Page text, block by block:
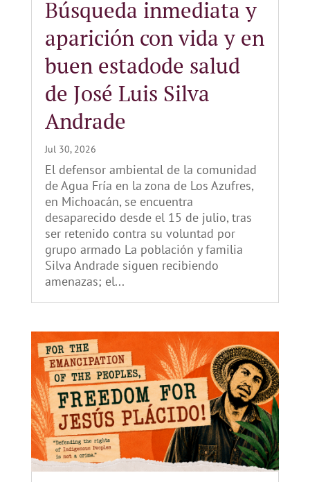
Búsqueda inmediata y
aparición con vida y en
buen estadode salud
de José Luis Silva
Andrade
Jul 30, 2026
El defensor ambiental de la comunidad
de Agua Fría en la zona de Los Azufres,
en Michoacán, se encuentra
desaparecido desde el 15 de julio, tras
ser retenido contra su voluntad por
grupo armado La población y familia
Silva Andrade siguen recibiendo
amenazas; el...